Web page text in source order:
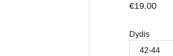
€19.00
Dydis